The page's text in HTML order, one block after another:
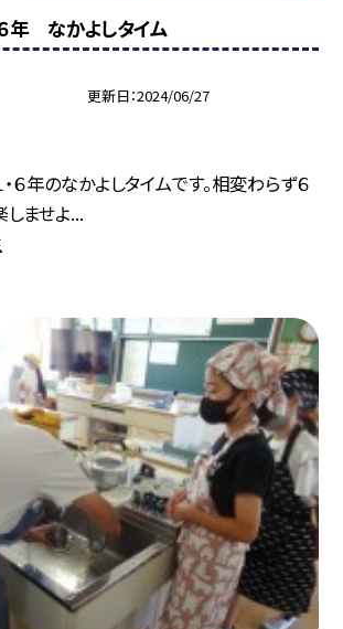
年 なかよしタイム
更新日 2024/06/27
６年のなかよしタイムです。相変わらず６
ませよ...